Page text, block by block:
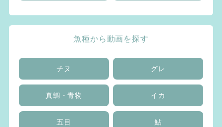
魚種から動画を探す
チヌ グレ
真鯛・青物 イカ
五目 鮎